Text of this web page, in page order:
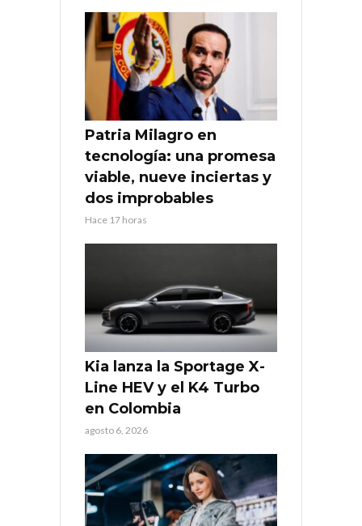
Patria Milagro en
tecnología: una promesa
viable, nueve inciertas y
dos improbables
Hace 17 horas
Kia lanza la Sportage X-
Line HEV y el K4 Turbo
en Colombia
agosto 6, 2026